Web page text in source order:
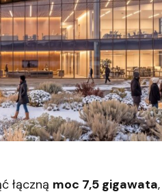
łączną moc 7,5 gigawata